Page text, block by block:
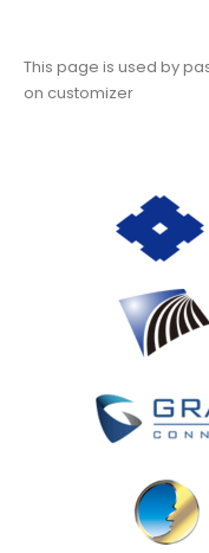
This page is used by
on customizer